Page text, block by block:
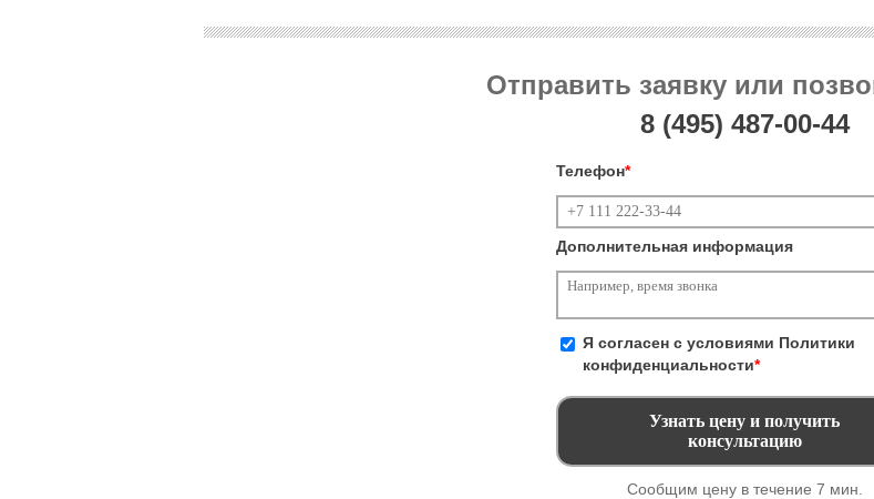
Отправить заявку или
8 (495) 487-00-44
Телефон*
Дополнительная информация
Я согласен с условиями Политики
конфиденциальности*
Сообщим цену в течение 7 мин.